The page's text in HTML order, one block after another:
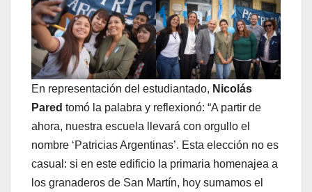
En representación del estudiantado, Nicolás
Pared tomó la palabra y reflexionó: “A partir de
ahora, nuestra escuela llevará con orgullo el
nombre ‘Patricias Argentinas’. Esta elección no es
casual: si en este edificio la primaria homenajea a
los granaderos de San Martín, hoy sumamos el